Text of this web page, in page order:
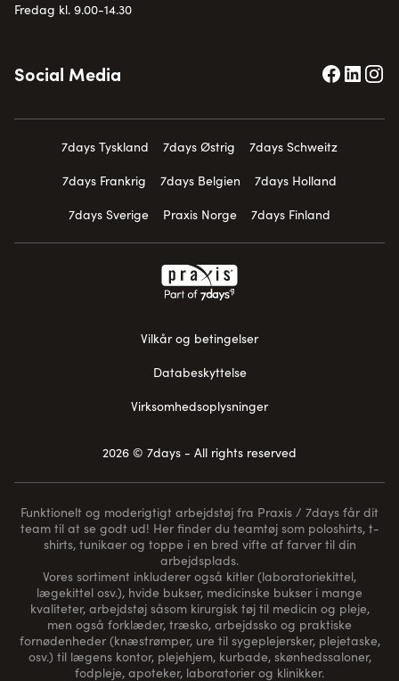
Fredag kl. 9.00-14.30
Social Media
7days Tyskland 7days Østrig
7days Schweitz
7days Frankrig
7days Belgien
7days Holland
7days Sverige
Praxis Norge 7days Finland
Vilkår og betingelser
Databeskyttelse
Virksomhedsoplysninger
2026 © 7days - All rights reserved
Funktionelt og moderigtigt arbejdstøj fra Praxis / 7days får dit
team til at se godt ud! Her finder du teamtøj som poloshirts, t-
shirts, tunikaer og toppe i en bred vifte af farver til din
arbejdsplads.
Vores sortiment inkluderer også kitler (laboratoriekittel,
lægekittel osv.), hvide bukser, medicinske bukser i mange
kvaliteter, arbejdstøj såsom kirurgisk tøj til medicin og pleje,
men også forklæder, træsko, arbejdssko og praktiske
fornødenheder (knæstrømper, ure til sygeplejersker, plejetaske,
osv.) til lægens kontor, plejehjem, kurbade, skønhedssaloner,
fodpleje, apoteker, laboratorier og klinikker.